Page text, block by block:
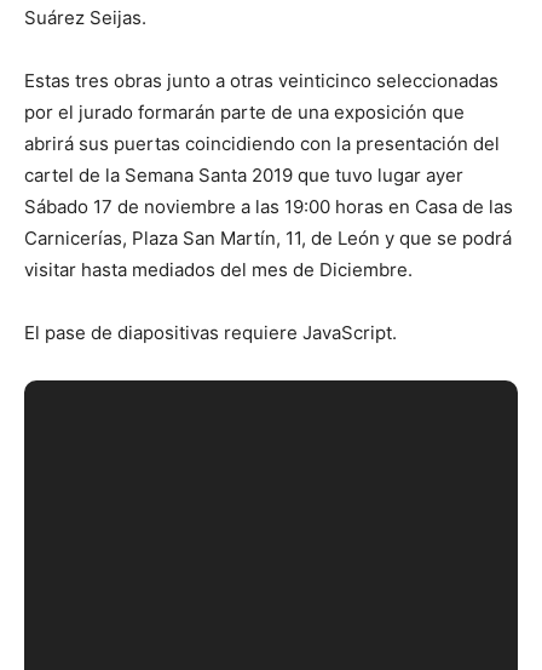
Suárez Seijas.
Estas tres obras junto a otras veinticinco seleccionadas
por el jurado formarán parte de una exposición que
abrirá sus puertas coincidiendo con la presentación del
cartel de la Semana Santa 2019 que tuvo lugar ayer
Sábado 17 de noviembre a las 19:00 horas en Casa de las
Carnicerías, Plaza San Martín, 11, de León y que se podrá
visitar hasta mediados del mes de Diciembre.
El pase de diapositivas requiere JavaScript.